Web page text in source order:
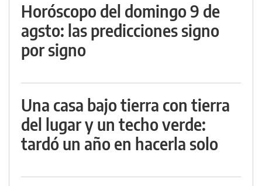
Horóscopo del domingo 9 de
agsto: las predicciones signo
por signo
Una casa bajo tierra con tierra
del lugar y un techo verde:
tardó un año en hacerla solo